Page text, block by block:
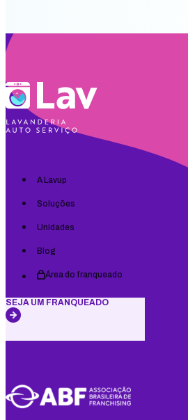
A Lavup
Soluções
Unidades
Blog
Área do franqueado
SEJA UM FRANQUEADO